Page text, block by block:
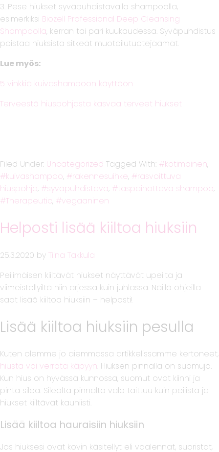
3. Pese hiukset syväpuhdistavalla shampoolla,
esimerkiksi Biozell Professional Deep Cleansing
Shampoolla, kerran tai pari kuukaudessa. Syväpuhdistus
poistaa hiuksista sitkeät muotoilutuotejäämät.
Lue myös:
5 vinkkiä kuivashampoon käyttöön
Terveestä hiuspohjasta kasvaa terveet hiukset
Filed Under: Uncategorized Tagged With: kotimainen,
kuivashampoo, rakennesuihke,
rasvoittuva
hiuspohja, syväpuhdistava, taspainottava shampoo,
Therapeutic, vegaaninen
Helposti lisää kiiltoa hiuksiin
25.3.2020 by Tiina Takkula
Peilimäisen kiiltävät hiukset näyttävät upeilta ja
viimeistellyiltä niin arjessa kuin juhlassa. Näillä ohjeilla
saat lisää kiiltoa hiuksiin – helposti!
Lisää kiiltoa hiuksiin pesulla
Kuten olemme jo aiemmassa artikkelissamme kertoneet,
hiusta voi verrata käpyyn. Hiuksen pinnalla on suomuja.
Kun hius on hyvässä kunnossa, suomut ovat kiinni ja
pinta sileä. Sileältä pinnalta valo taittuu kuin peilistä ja
hiukset kiiltävät kauniisti.
Lisää kiiltoa hauraisiin hiuksiin
Jos hiuksesi ovat kovin käsitellyt eli vaalennat, suoristat,